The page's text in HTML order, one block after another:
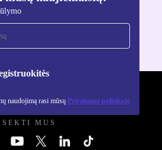
naudojimą rasi mūsų Privatumo politikoje
iOS ir Android
SEKTI MUS